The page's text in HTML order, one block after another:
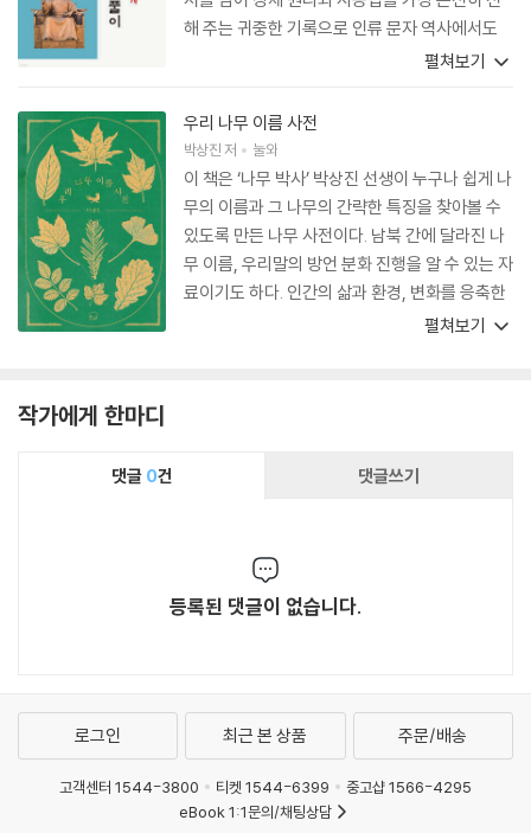
해 주는 귀중한 기록으로 인류 문자 역사에서도
그 가치가 빛나고 있습니다. 이번에 훈민정음해례
를 지닙니다. 교육 현장에서 선생님들이 스스로
연구와 토론을 거듭하여 문헌을 풀어낸다는 것은
결코 쉬운 일은 아닙니다. 선생님들의 헌신과 열
정이 가능하게 했습니다. 교실 현장에 학생들에게
직접 전할 수 있는 살아 있는 학문이자 교육의 결
실이라 할 수 있습니다. 학문적 성과를 넘어 교육
적 실천의 힘을 보여줍니다. 교단에서 아이들과
함께 한글의 소중함을 일깨우며, 동시에 학문적
풀어낸다는 사실은 그 자체로 큰 의미를 지니고
은 창제의 원리와 사상을 현대적 언어로 풀어내어
교사와 학생 나아가 일반 독자들까지 한글의 뿌리
과학적 지혜와 철학적 사유가 담겨 있는가? 오늘
의 교실에서 이 정신을 어떻게 되살릴 수 있을까?
마음 깊이 새기게 할 것입니다. 무엇보다 이 책을
읽는 학생과 교사, 그리고 일반 독자들 모두가 한
펼쳐보기
우리 나무 이름 사전
박상진저 눌와
이 책은 ‘나무 박사’ 박상진 선생이 누구나 쉽게 나
무의 이름과 그 나무의 간략한 특징을 찾아볼 수
있도록 만든 나무 사전이다. 남북 간에 달라진 나
무 이름, 우리말의 방언 분화 진행을 알 수 있는 자
료이기도 하다. 인간의 삶과 환경, 변화를 응축한
나무 세계로 여러분과 함께 여행하고 싶다.
펼쳐보기
작가에게 한마디
댓글 0건 댓글쓰기
등록된 댓글이 없습니다.
로그인 최근 본 상품 주문/배송
고객센터 1544-3800 티켓 1544-6399
중고샵 1566-4295
eBook 1:1문의/채팅상담